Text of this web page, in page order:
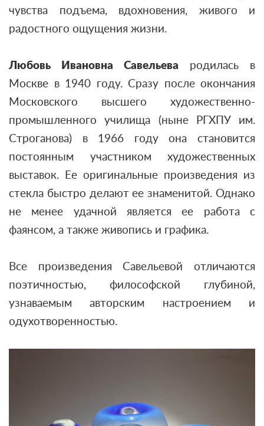
чувства подъема, вдохновения, живого и
радостного ощущения жизни.
Любовь Ивановна Савельева родилась в
Москве в 1940 году. Сразу после окончания
Московского высшего художественно-
промышленного училища (ныне РГХПУ им.
Строганова) в 1966 году она становится
постоянным участником художественных
выставок. Ее оригинальные произведения из
стекла быстро делают ее знаменитой. Однако
не менее удачной является ее работа с
фаянсом, а также живопись и графика.
Все произведения Савельевой отличаются
поэтичностью, философской глубиной,
узнаваемым авторским настроением и
одухотворенностью.